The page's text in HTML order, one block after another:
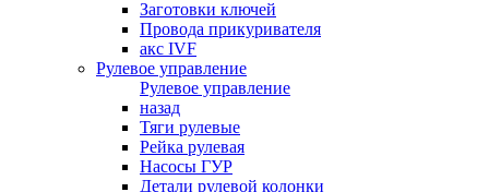
Заготовки ключей
Провода прикуривателя
акс IVF
Рулевое управление
Рулевое управление
назад
Тяги рулевые
Рейка рулевая
Насосы ГУР
Детали рулевой колонки